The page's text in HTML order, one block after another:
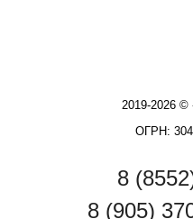
2019-2026 ©
ОГРН:
8
8 (905)